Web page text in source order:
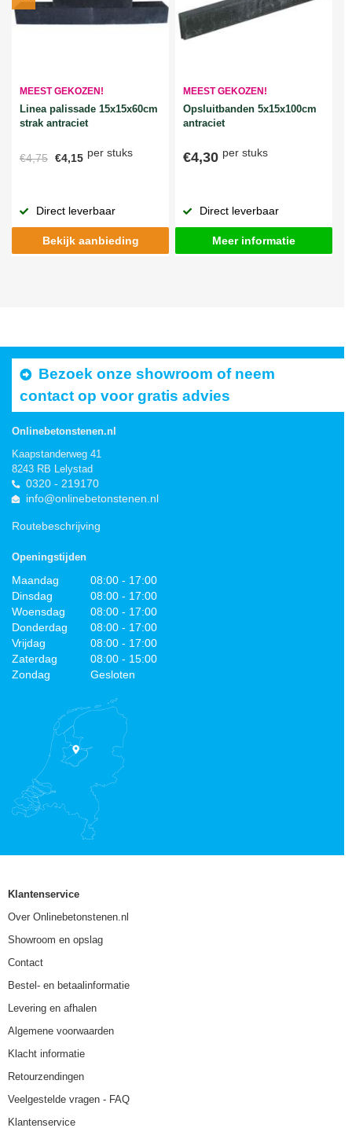
MEEST GEKOZEN!
Linea palissade 15x15x60cm
strak antraciet
€4,75 €4,15 per stuks
Direct leverbaar
Bekijk aanbieding
MEEST GEKOZEN!
Opsluitbanden 5x15x100cm
antraciet
€4,30 per stuks
Direct leverbaar
Meer informatie
Bezoek onze showroom of neem
contact op voor gratis advies
Onlinebetonstenen.nl
Kaapstanderweg 41
8243 RB Lelystad
0320 - 219170
info@onlinebetonstenen.nl
Routebeschrijving
Openingstijden
Maandag
08:00 - 17:00
Dinsdag
08:00 - 17:00
Woensdag
08:00 - 17:00
Donderdag
08:00 - 17:00
Vrijdag
08:00 - 17:00
Zaterdag
08:00 - 15:00
Zondag
Gesloten
Klantenservice
Over Onlinebetonstenen.nl
Showroom en opslag
Contact
Bestel- en betaalinformatie
Levering en afhalen
Algemene voorwaarden
Klacht informatie
Retourzendingen
Veelgestelde vragen - FAQ
Klantenservice